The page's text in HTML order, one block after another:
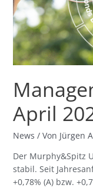
April
News / Von Jürgen
Der Murphy&Spitz
stabil. Seit
+0,78% (A) bzw.